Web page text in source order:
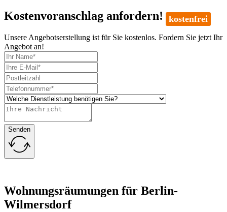
Kostenvoranschlag anfordern! kostenfrei
Unsere Angebotserstellung ist für Sie kostenlos. Fordern Sie jetzt Ihr
Angebot an!
Senden
Wohnungsräumungen für Berlin-
Wilmersdorf